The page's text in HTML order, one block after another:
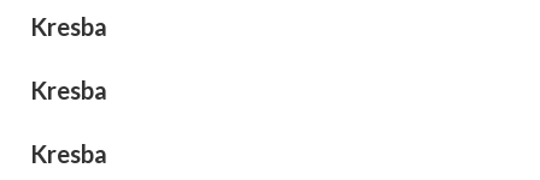
Kresba
Kresba
Kresba